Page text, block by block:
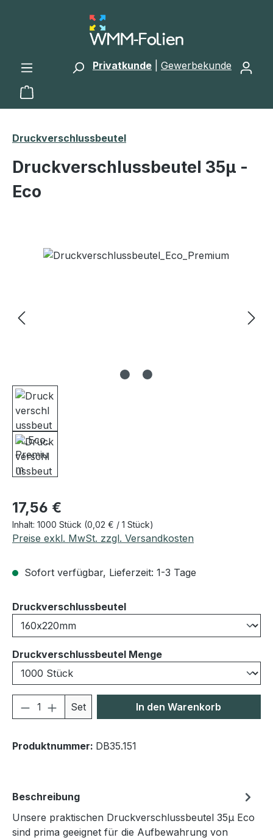
Zum Hauptinhalt springen
Privatkunde Gewerbekunde
Warenkorb enthält 0 Positionen. Der
Druckverschlussbeutel
Druckverschlussbeutel 35μ -
Eco
Bildergalerie überspringen
Regulärer Preis:
17,56 €
Inhalt: 1000 Stück (0,02 € / 1 Stück)
Preise exkl. MwSt. zzgl. Versandkosten
Sofort verfügbar, Lieferzeit: 1-3 Tage
Druckverschlussbeutelauswählen
Druckverschlussbeutel Mengeauswählen
Produkt Anzahl: Gib den
Set In den Warenkorb
Produktnummer: DB35.151
Beschreibung
Unsere praktischen Druckverschlussbeutel 35μ Eco
sind prima geeignet für die Aufbewahrung von